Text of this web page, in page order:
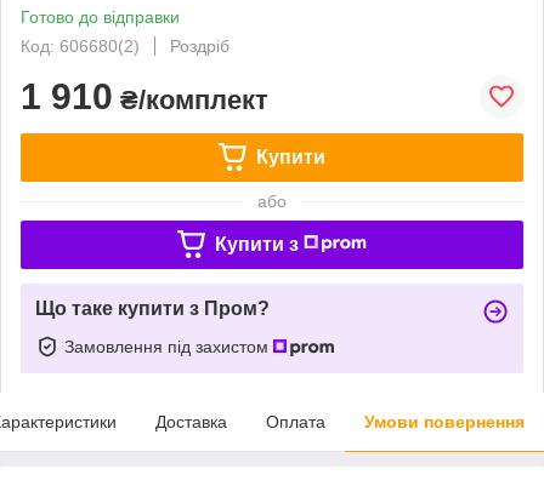
Готово до відправки
Код: 606680(2)
Роздріб
1 910 ₴/комплект
Купити
або
Купити з
Що таке купити з Пром?
Замовлення під захистом
Доставка Оплата Умови повернення